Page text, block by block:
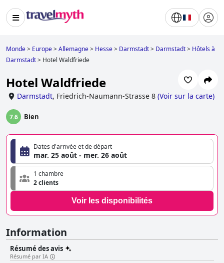
Monde> Europe>Allemagne> Hesse> Darmstadt> Darmstadt> Hôtels à
Darmstadt> Hotel Waldfriede
Hotel Waldfriede
Darmstadt, Friedrich-Naumann-Strasse 8 (Voir sur la carte)
7.6 Bien
Dates d'arrivée et de départ
mar. 25 août - mer. 26 août
1 chambre
2 clients
Voir les disponibilités
Information
Résumé des avis
Résumé par IA